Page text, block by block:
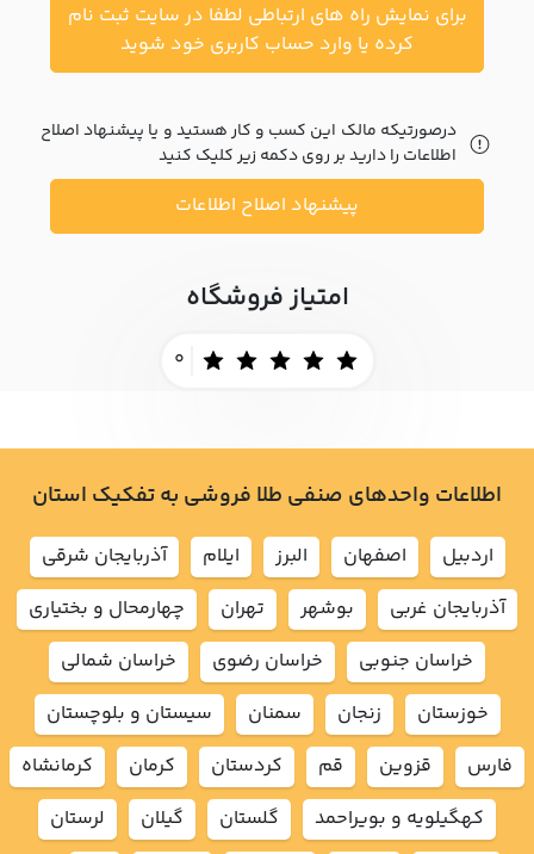
متداول
خواست
برای نمایش راه های ارتباطی لطفا در سایت ثبت نام
کرده یا وارد حساب کاربری خود شوید
درصورتیکه مالک این کسب و کار هستید و یا پیشنهاد اصلاح
اطلاعات را دارید بر روی دکمه زیر کلیک کنید
پیشنهاد اصلاح اطلاعات
امتیاز فروشگاه
0
اطلاعات واحدهای صنفی طلا فروشی به تفکیک استان
اردبيل اصفهان البرز ايلام
آذربايجان شرقي
آذربايجان غربي
بوشهر تهران
چهارمحال و بختياري
خراسان جنوبي
خراسان رضوي
خراسان شمالي
خوزستان
زنجان سمنان
سيستان و بلوچستان
فارس
قزوين قم كردستان كرمان
كرمانشاه
كهگيلويه و بويراحمد
گلستان گيلان
لرستان